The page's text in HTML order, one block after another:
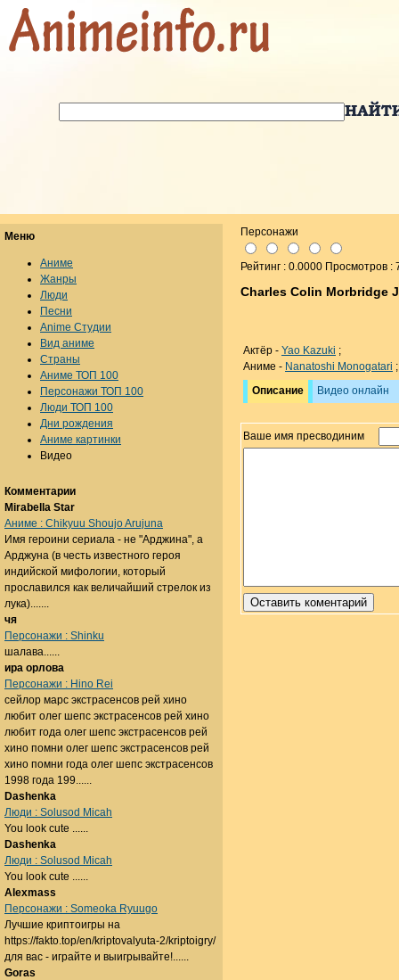
Персонажи
Рейтинг : 0.0000 Просмотров :
Charles Colin Morbridge
Актёр - Yao Kazuki ;
Аниме - Nanatoshi Monogatari ;
Описание
Видео онлайн
Ваше имя пресводиним
Меню
Аниме
Жанры
Люди
Песни
Anime Студии
Вид аниме
Страны
Аниме ТОП 100
Персонажи ТОП 100
Люди ТОП 100
Дни рождения
Аниме картинки
Видео
Комментарии
Mirabella Star
Аниме : Chikyuu Shoujo Arujuna
Имя героини сериала - не "Арджина", а
Арджуна (в честь известного героя
индийской мифологии, который
прославился как величайший стрелок из
лука).......
чя
Персонажи : Shinku
шалава......
ира орлова
Персонажи : Hino Rei
сейлор марс экстрасенсов рей хино
любит олег шепс экстрасенсов рей хино
любит года олег шепс экстрасенсов рей
хино помни олег шепс экстрасенсов рей
хино помни года олег шепс экстрасенсов
1998 года 199......
Dashenka
Люди : Solusod Micah
You look cute ......
Dashenka
Люди : Solusod Micah
You look cute ......
Alexmass
Персонажи : Someoka Ryuugo
Лучшие криптоигры на
https://fakto.top/en/kriptovalyuta-2/kriptoigry/
для вас - играйте и выигрывайте!......
Goras